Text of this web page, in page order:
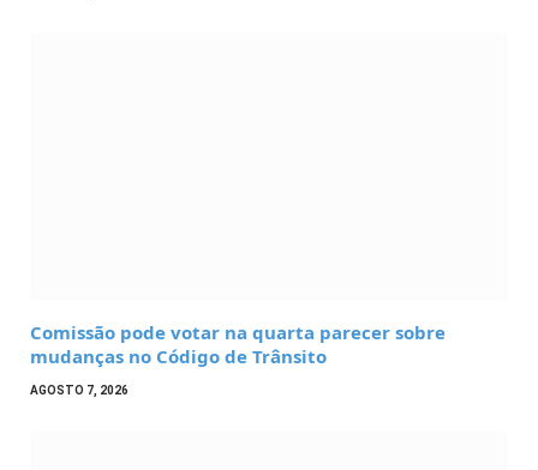
Comissão pode votar na quarta parecer sobre
mudanças no Código de Trânsito
AGOSTO 7, 2026